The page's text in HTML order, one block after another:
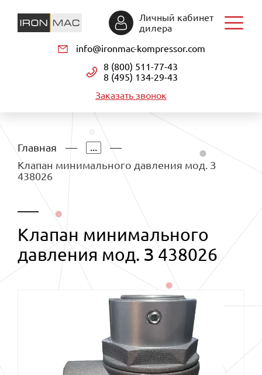
info@ironmac-kompressor.com
8 (800) 511-77-43
8 (495) 134-29-43
Заказать звонок
Личный кабинет
дилера
Главная
...
Клапан минимального давления мод. З
438026
Клапан минимального
давления мод. З 438026